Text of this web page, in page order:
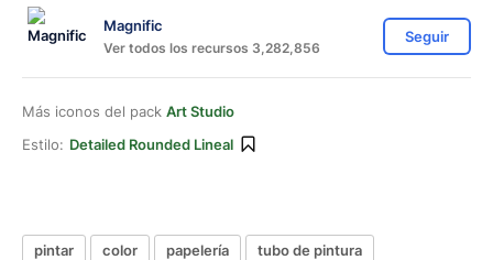
Magnific
Ver todos los recursos 3,282,856
Seguir
Más iconos del pack Art Studio
Estilo: Detailed Rounded Lineal
pintar color papelería
tubo de pintura